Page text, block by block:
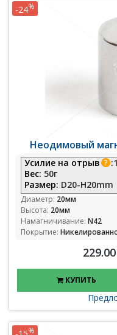
Неодимовый
Усилие на отрыв :
Вес: 50г
Размер: D20-H20mm
Диаметр: 20мм
Высота: 20мм
Намагничивание: N42
Покрытие:
-24%
КУПИТЬ
%